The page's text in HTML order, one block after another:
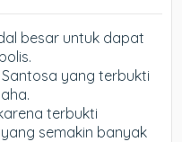
besar untuk dapat
yang terbukti
terbukti
semakin banyak